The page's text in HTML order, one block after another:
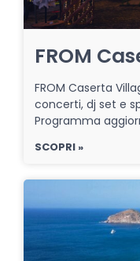
FROM
FROM Caserta
concerti, dj set e
Programma
SCOPRI »